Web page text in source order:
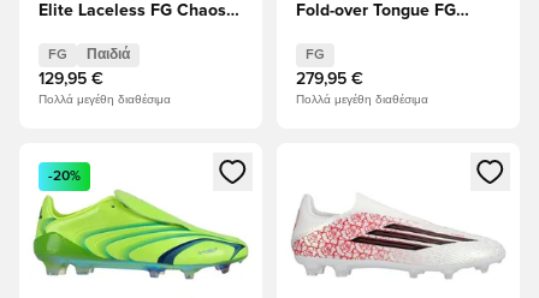
Elite Laceless FG Chaos
FG Παιδιά
129,95 €
Πολλά μεγέθη διαθέσιμα
Fold-over Tongue FG
FG
279,95 €
Πολλά μεγέθη διαθέσιμα
Ανοίγει ένα Modal για να συνδεθείτε ή να εγγραφείτε ως
-20%
Ανοίγει ένα Modal για να